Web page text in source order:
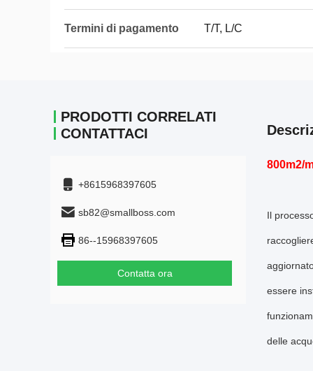
Termini di pagamento T/T, L/C
PRODOTTI CORRELATI
CONTATTACI
+8615968397605
sb82@smallboss.com
86--15968397605
Contatta ora
800m2/
Il
essere
delle